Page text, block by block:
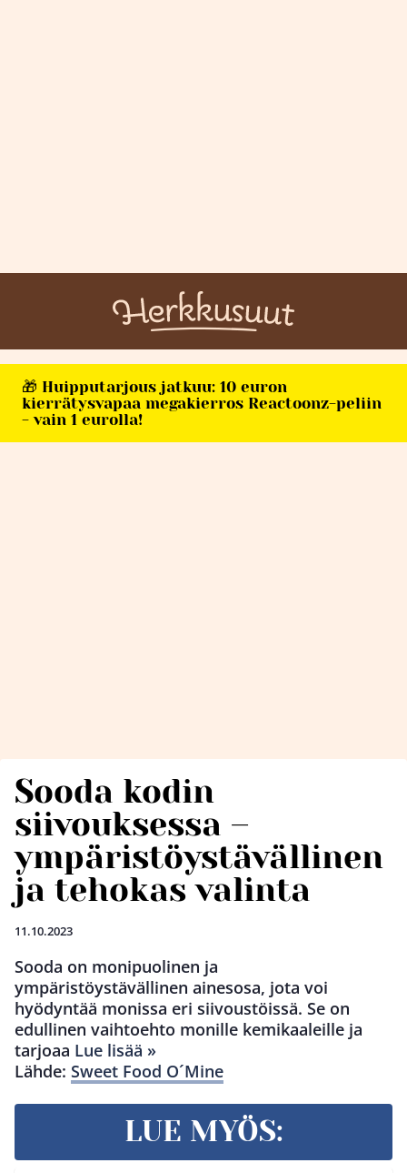
🎁 Huipputarjous jatkuu: 10 euron
kierrätysvapaa megakierros Reactoonz-peliin
- vain 1 eurolla!
Sooda kodin
siivouksessa –
ympäristöystävällinen
ja tehokas valinta
11.10.2023
Sooda on monipuolinen ja
ympäristöystävällinen ainesosa, jota voi
hyödyntää monissa eri siivoustöissä. Se on
edullinen vaihtoehto monille kemikaaleille ja
tarjoaa Lue lisää »
Lähde: Sweet Food O´Mine
LUE MYÖS: